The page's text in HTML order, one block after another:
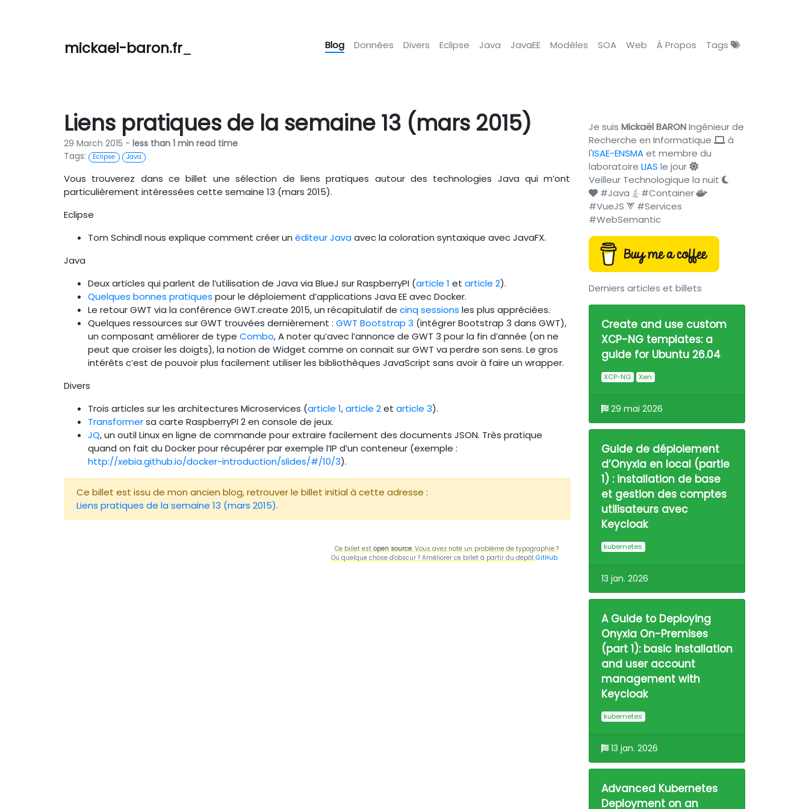
mickael-baron.fr Blog Données Divers Eclipse Java JavaEE Modèles SOA Web À Propos Tags
Liens pratiques de la semaine 13 (mars 2015)
29 March 2015 - less than 1 min read time
Tags:
Eclipse Java
Vous trouverez dans ce billet une sélection de liens pratiques autour des technologies Java qui m’ont
particulièrement intéressées cette semaine 13 (mars 2015).
Eclipse
Tom Schindl nous explique comment créer un éditeur Javaavec la coloration syntaxique avec JavaFX.
Java
Deux articles qui parlent de l’utilisation de Java via BlueJ sur RaspberryPI (article 1 et article 2).
Quelques bonnes pratiques pour le déploiement d’applications Java EE avec Docker.
Le retour GWT via la conférence GWT.create 2015, un récapitulatif de cinq sessions les plus appréciées.
Quelques ressources sur GWT trouvées dernièrement : GWT Bootstrap 3 (intégrer Bootstrap 3 dans GWT),
un composant améliorer de type Combo, A noter qu’avec l’annonce de GWT 3 pour la fin d’année (on ne
peut que croiser les doigts), la notion de Widget comme on connait sur GWT va perdre son sens. Le gros
intérêts c’est de pouvoir plus facilement utiliser les bibliothèques JavaScript sans avoir à faire un wrapper.
Divers
Trois articles sur les architectures Microservices (article 1,article 2et article 3).
Transformersa carte RaspberryPI 2 en console de jeux.
JQ, un outil Linux en ligne de commande pour extraire facilement des documents JSON. Très pratique
quand on fait du Docker pour récupérer par exemple l’IP d’un conteneur (exemple :
http://xebia.github.io/docker-introduction/slides/#/10/3).
Ce billet est issu de mon ancien blog, retrouver le billet initial à cette adresse :
Liens pratiques de la semaine 13 (mars 2015).
Ce billet est open source. Vous avez noté un problème de typographie ?
Ou quelque chose d'obscur ? Améliorer ce billet à partir du dépôt GitHub.
Je suis Mickaël BARONIngénieur de
Recherche en Informatique
à
l'ISAE-ENSMAet membre du
laboratoire LIAS le jour
Veilleur Technologique la nuit
#Java
#Container
#VueJS
#Services
#WebSemantic
Derniers articles et billets
Create and use custom
XCP-NG templates: a
guide for Ubuntu 26.04
XCP-NG Xen
29 mai 2026
Guide de déploiement
d’Onyxia en local (partie
1) : installation de base
et gestion des comptes
utilisateurs avec
Keycloak
kubernetes
13 jan. 2026
A Guide to Deploying
Onyxia On-Premises
(part 1): basic installation
and user account
management with
Keycloak
kubernetes
13 jan. 2026
Advanced Kubernetes
Deployment on an